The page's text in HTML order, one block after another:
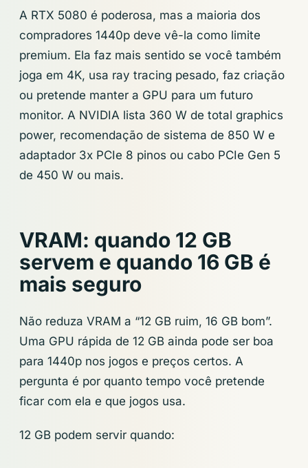
A RTX 5080 é poderosa, mas a maioria dos
compradores 1440p deve vê-la como limite
premium. Ela faz mais sentido se você também
joga em 4K, usa ray tracing pesado, faz criação
ou pretende manter a GPU para um futuro
monitor. A NVIDIA lista 360 W de total graphics
power, recomendação de sistema de 850 W e
adaptador 3x PCIe 8 pinos ou cabo PCIe Gen 5
de 450 W ou mais.
VRAM: quando 12 GB
servem e quando 16 GB é
mais seguro
Não reduza VRAM a “12 GB ruim, 16 GB bom”.
Uma GPU rápida de 12 GB ainda pode ser boa
para 1440p nos jogos e preços certos. A
pergunta é por quanto tempo você pretende
ficar com ela e que jogos usa.
12 GB podem servir quando: